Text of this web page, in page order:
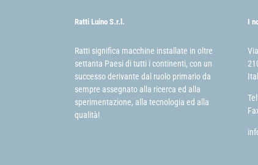
Ratti Luino S.r.l.
Ratti significa macchine installate in oltre
settanta Paesi di tutti i continenti, con un
successo derivante dal ruolo primario da
sempre assegnato alla ricerca ed alla
sperimentazione, alla tecnologia ed alla
qualità!
I